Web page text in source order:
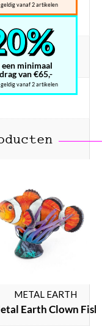
geldig vanaf 2 artikelen
een minimaal
van €65,-
geldig vanaf 2 artikelen
METAL EARTH
Earth Clown Fish